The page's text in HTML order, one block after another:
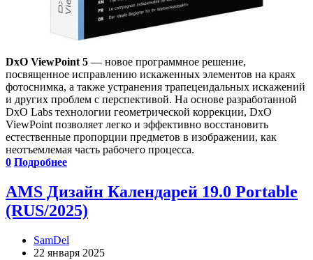
DxO ViewPoint 5 — новое программное решение,
посвященное исправлению искаженных элементов на краях
фотоснимка, а также устранения трапецеидальных искажений
и других проблем с перспективой. На основе разработанной
DxO Labs технологии геометрической коррекции, DxO
ViewPoint позволяет легко и эффективно восстановить
естественные пропорции предметов в изображении, как
неотъемлемая часть рабочего процесса.
0 Подробнее
AMS Дизайн Календарей 19.0 Portable
(RUS/2025)
SamDel
22 января 2025